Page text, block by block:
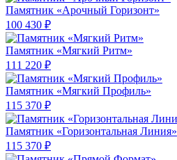
Памятник «Арочный Горизонт»
100 430 ₽
Памятник «Мягкий Ритм»
111 220 ₽
Памятник «Мягкий Профиль»
115 370 ₽
Памятник «Горизонтальная Линия»
115 370 ₽